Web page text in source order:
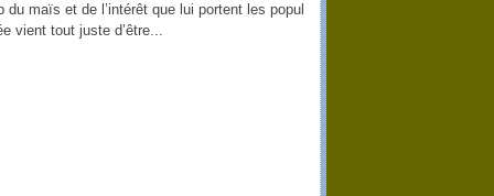
maïs et de l’intérêt que lui portent les popul
vient tout juste d’être...